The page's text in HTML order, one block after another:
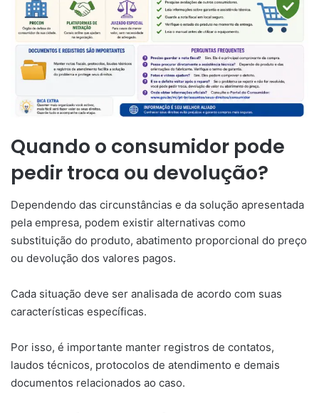
Quando o consumidor pode
pedir troca ou devolução?
Dependendo das circunstâncias e da solução apresentada
pela empresa, podem existir alternativas como
substituição do produto, abatimento proporcional do preço
ou devolução dos valores pagos.
Cada situação deve ser analisada de acordo com suas
características específicas.
Por isso, é importante manter registros de contatos,
laudos técnicos, protocolos de atendimento e demais
documentos relacionados ao caso.